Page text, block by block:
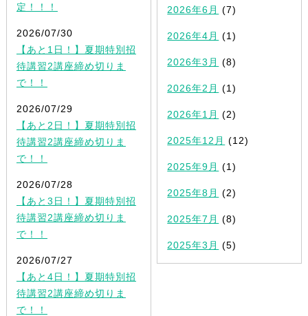
定！！！
2026/07/30
【あと1日！】夏期特別招
待講習2講座締め切りま
で！！
2026/07/29
【あと2日！】夏期特別招
待講習2講座締め切りま
で！！
2026/07/28
【あと3日！】夏期特別招
待講習2講座締め切りま
で！！
2026/07/27
【あと4日！】夏期特別招
待講習2講座締め切りま
で！！
2026年6月 (7)
2026年4月 (1)
2026年3月 (8)
2026年2月 (1)
2026年1月 (2)
2025年12月 (12)
2025年9月 (1)
2025年8月 (2)
2025年7月 (8)
2025年3月 (5)